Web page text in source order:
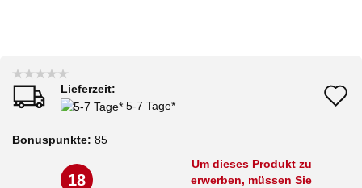
Lieferzeit:
5-7 Tage*
Bonuspunkte: 85
18
Um dieses Produkt zu
erwerben, müssen Sie